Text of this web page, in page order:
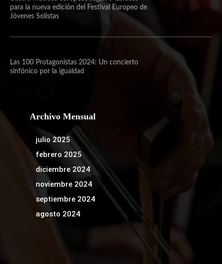
para la nueva edición del Festival Europeo de
Jóvenes Solistas
Las 100 Protagonistas 2024: Un concierto
sinfónico por la igualdad
Archivo Mensual
julio 2025
febrero 2025
diciembre 2024
noviembre 2024
septiembre 2024
agosto 2024